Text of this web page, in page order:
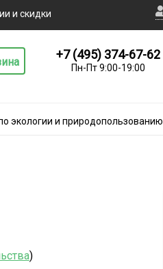
и скидки
+7 (495) 374-67-62
Пн-Пт 9:00-19:00
экологии и природопользованию
)